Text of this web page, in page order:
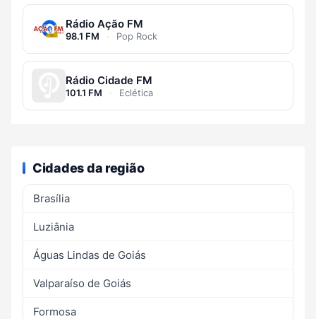
Rádio Ação FM
98.1 FM · Pop Rock
Rádio Cidade FM
101.1 FM · Eclética
Cidades da região
Brasília
Luziânia
Águas Lindas de Goiás
Valparaíso de Goiás
Formosa